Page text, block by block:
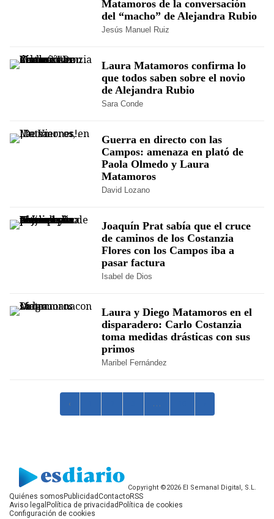
Matamoros de la conversación
del “macho” de Alejandra Rubio
Jesús Manuel Ruiz
Laura Matamoros confirma lo
que todos saben sobre el novio
de Alejandra Rubio
Sara Conde
Guerra en directo con las
Campos: amenaza en plató de
Paola Olmedo y Laura
Matamoros
David Lozano
Joaquín Prat sabía que el cruce
de caminos de los Costanzia
Flores con los Campos iba a
pasar factura
Isabel de Dios
Laura y Diego Matamoros en el
disparadero: Carlo Costanzia
toma medidas drásticas con sus
primos
Maribel Fernández
‹ …
Copyright ©2026 El Semanal Digital, S.L.
Quiénes somos PublicidadContactoRSS
Aviso legal Política de privacidad Política de cookies
Configuración de cookies